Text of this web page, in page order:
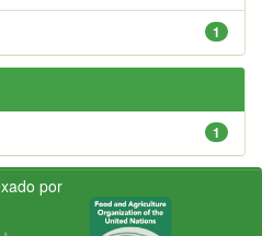
1
1
por